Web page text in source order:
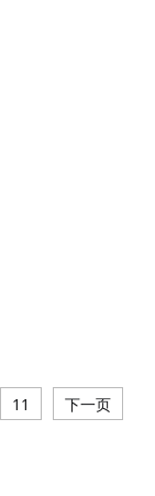
11
下一页